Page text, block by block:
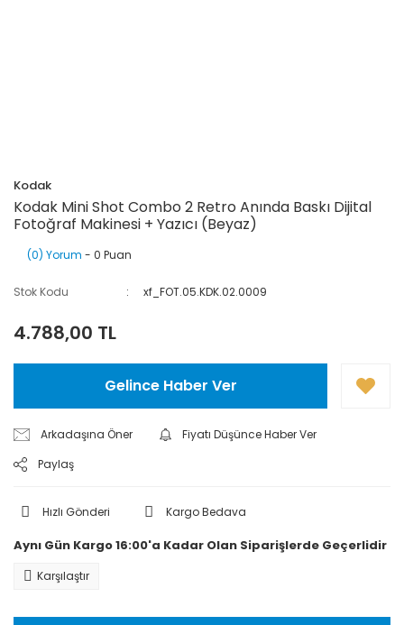
Kodak
Kodak Mini Shot Combo 2 Retro Anında Baskı Dijital
Fotoğraf Makinesi + Yazıcı (Beyaz)
(0) Yorum - 0 Puan
Stok Kodu xf_FOT.05.KDK.02.0009
4.788,00 TL
Gelince Haber Ver
Arkadaşına Öner
Fiyatı Düşünce Haber Ver
Paylaş
Hızlı Gönderi Kargo Bedava
Aynı Gün Kargo 16:00'a Kadar Olan Siparişlerde Geçerlidir
Karşılaştır